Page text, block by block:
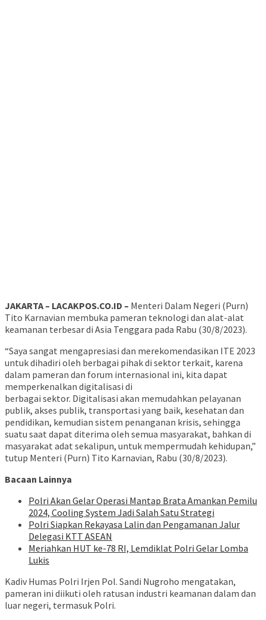
JAKARTA – LACAKPOS.CO.ID – Menteri Dalam Negeri (Purn)
Tito Karnavian membuka pameran teknologi dan alat-alat
keamanan terbesar di Asia Tenggara pada Rabu (30/8/2023).
“Saya sangat mengapresiasi dan merekomendasikan ITE 2023
untuk dihadiri oleh berbagai pihak di sektor terkait, karena
dalam pameran dan forum internasional ini, kita dapat
memperkenalkan digitalisasi di
berbagai sektor. Digitalisasi akan memudahkan pelayanan
publik, akses publik, transportasi yang baik, kesehatan dan
pendidikan, kemudian sistem penanganan krisis, sehingga
suatu saat dapat diterima oleh semua masyarakat, bahkan di
masyarakat adat sekalipun, untuk mempermudah kehidupan,”
tutup Menteri (Purn) Tito Karnavian, Rabu (30/8/2023).
Bacaan Lainnya
Polri Akan Gelar Operasi Mantap Brata Amankan Pemilu
2024, Cooling System Jadi Salah Satu Strategi
Polri Siapkan Rekayasa Lalin dan Pengamanan Jalur
Delegasi KTT ASEAN
Meriahkan HUT ke-78 RI, Lemdiklat Polri Gelar Lomba
Lukis
Kadiv Humas Polri Irjen Pol. Sandi Nugroho mengatakan,
pameran ini diikuti oleh ratusan industri keamanan dalam dan
luar negeri, termasuk Polri.